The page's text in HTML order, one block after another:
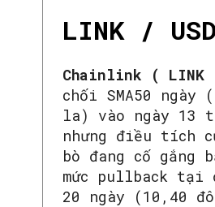
LINK / USD
Chainlink ( LINK
chối SMA50 ngày
la) vào ngày 13
nhưng điều tích
bò đang cố gắng
mức pullback tại
20 ngày (10,40